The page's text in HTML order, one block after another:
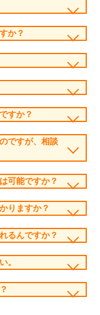
か？
すか？
ですが、相談
可能ですか？
りますか？
るんですか？
。